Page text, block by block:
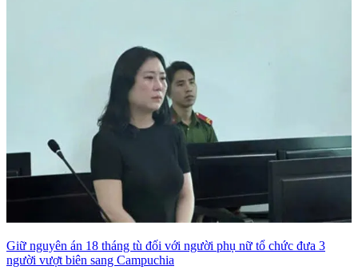
Giữ nguyên án 18 tháng tù đối với người phụ nữ tổ chức đưa 3
người vượt biên sang Campuchia